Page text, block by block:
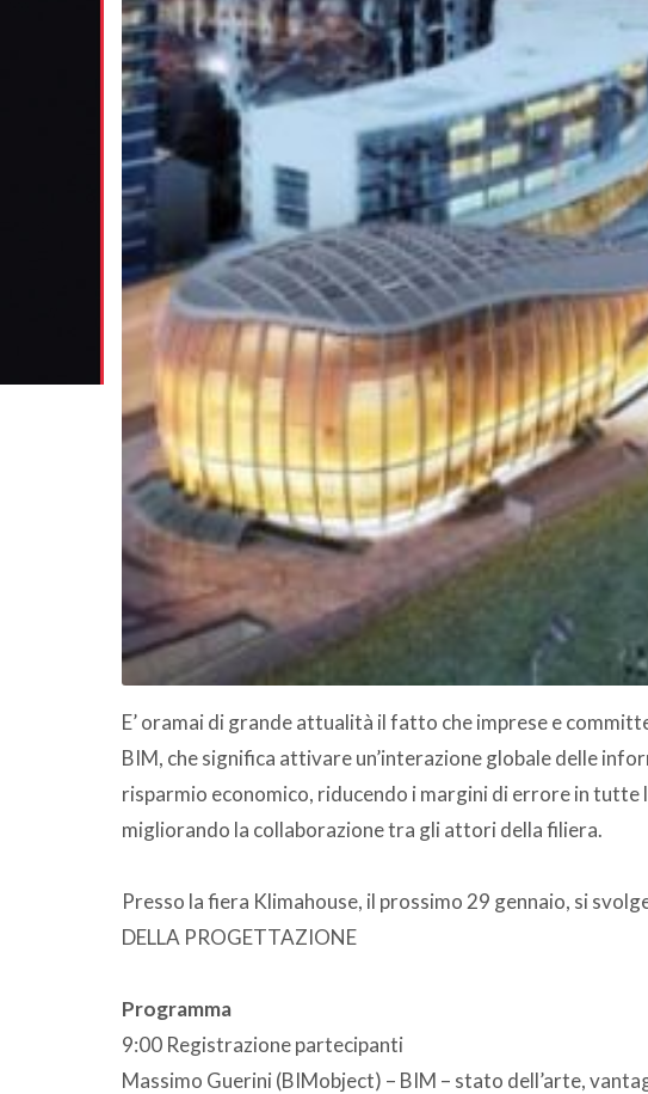
E’ oramai di grande attualità il fatto che imprese e
BIM, che significa attivare un’interazione globale delle
risparmio economico, riducendo i margini di errore in tutte
migliorando la collaborazione tra gli attori della filiera.
Presso la fiera Klimahouse, il prossimo 29 gennaio, si
DELLA PROGETTAZIONE
Programma
9:00 Registrazione partecipanti
Massimo Guerini (BIMobject) – BIM – stato dell’arte,